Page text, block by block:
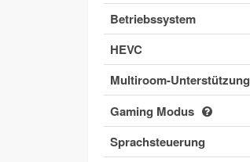
Betriebssystem
HEVC
Multiroom-Unterstützung
Gaming Modus
Sprachsteuerung